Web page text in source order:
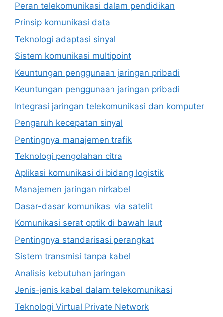
Peran telekomunikasi dalam pendidikan
Prinsip komunikasi data
Teknologi adaptasi sinyal
Sistem komunikasi multipoint
Keuntungan penggunaan jaringan pribadi
Keuntungan penggunaan jaringan pribadi
Integrasi jaringan telekomunikasi dan komputer
Pengaruh kecepatan sinyal
Pentingnya manajemen trafik
Teknologi pengolahan citra
Aplikasi komunikasi di bidang logistik
Manajemen jaringan nirkabel
Dasar-dasar komunikasi via satelit
Komunikasi serat optik di bawah laut
Pentingnya standarisasi perangkat
Sistem transmisi tanpa kabel
Analisis kebutuhan jaringan
Jenis-jenis kabel dalam telekomunikasi
Teknologi Virtual Private Network